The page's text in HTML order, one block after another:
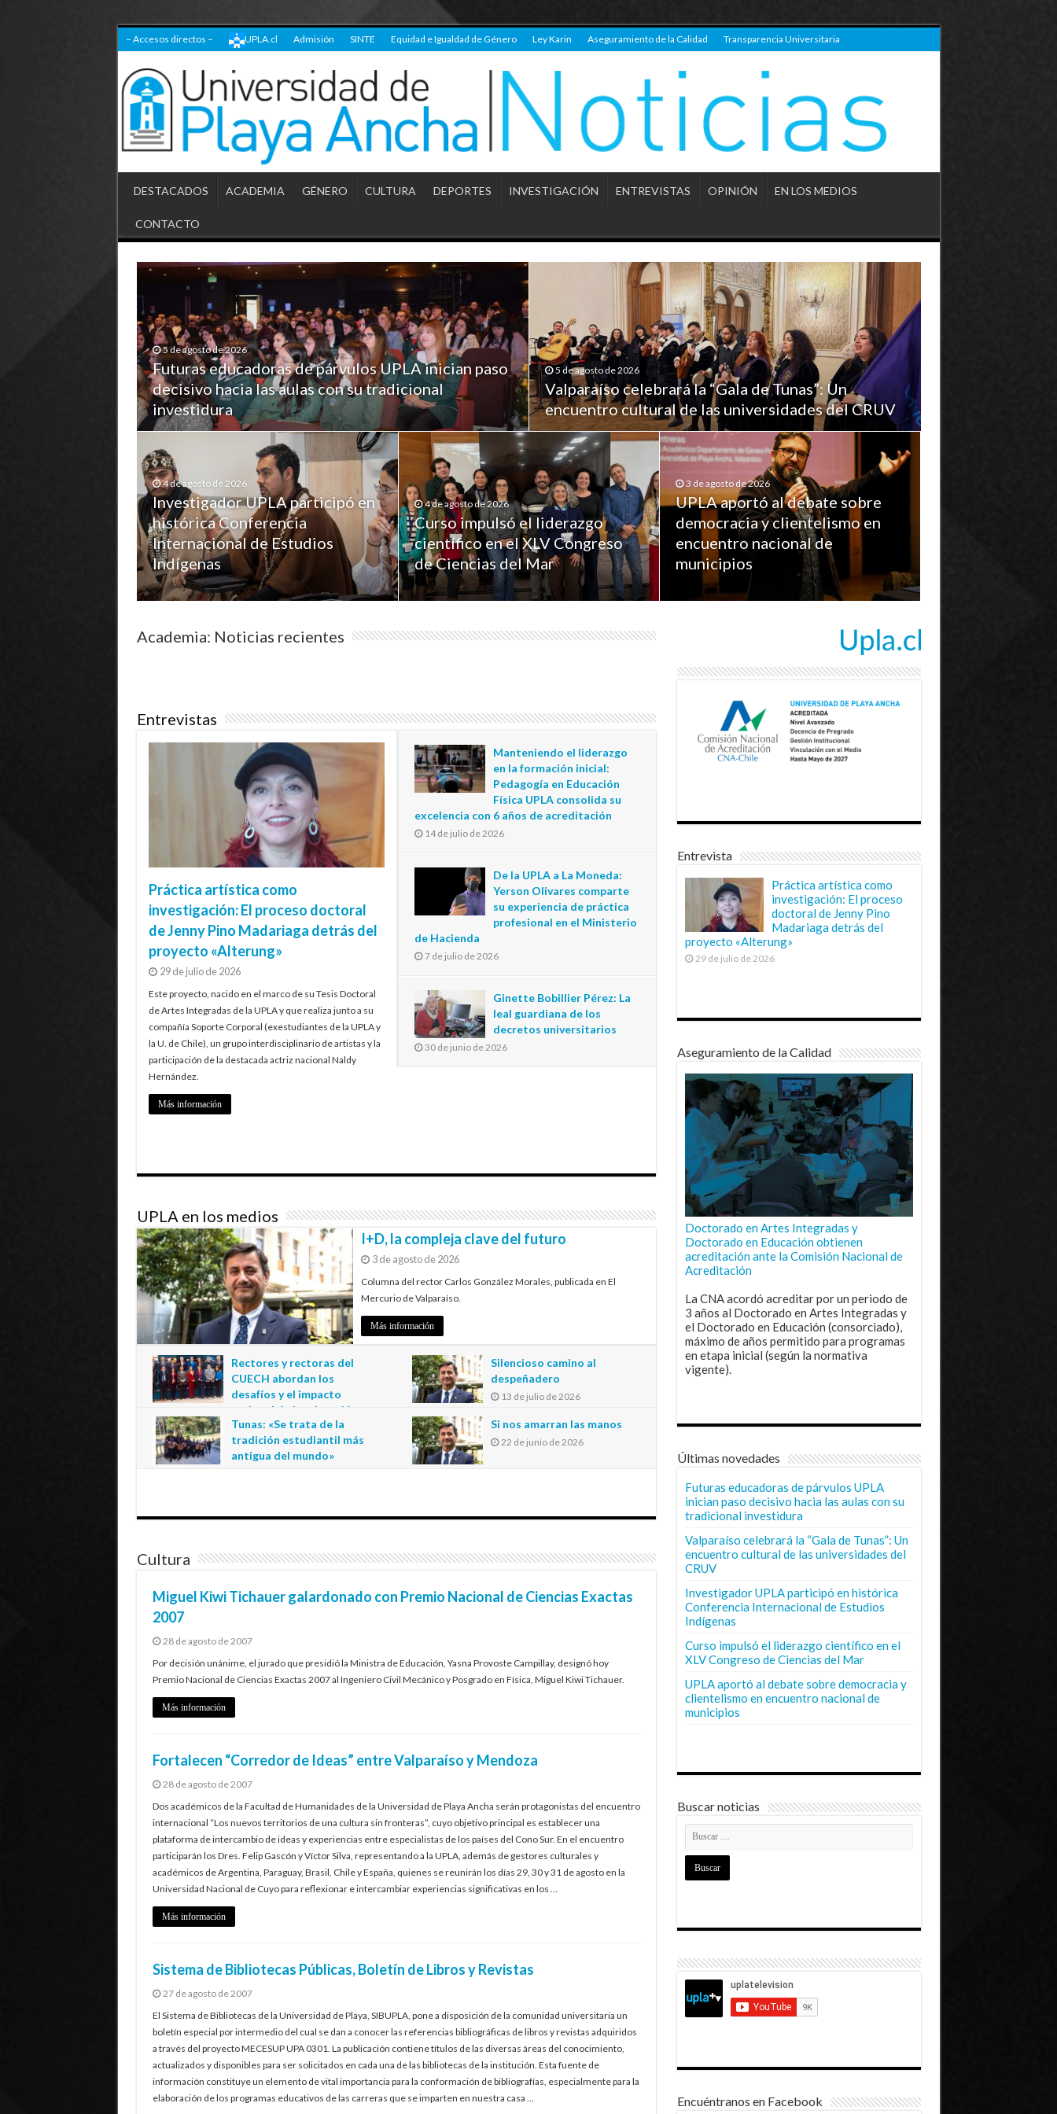
– Accesos directos – UPLA.cl Admisión SINTE Equidad e Igualdad de Género Ley Karin Aseguramiento de la Calidad Transparencia Universitaria
DESTACADOS ACADEMIA GÉNERO CULTURA DEPORTES INVESTIGACIÓN ENTREVISTAS OPINIÓN EN LOS MEDIOS
CONTACTO
5 de agosto de 2026
Futuras educadoras de párvulos UPLA inician paso
decisivo hacia las aulas con su tradicional
investidura
5 de agosto de 2026
Valparaíso celebrará la “Gala de Tunas”: Un
encuentro cultural de las universidades del CRUV
4 de agosto de 2026
Investigador UPLA participó en
histórica Conferencia
Internacional de Estudios
Indígenas
4 de agosto de 2026
Curso impulsó el liderazgo
científico en el XLV Congreso
de Ciencias del Mar
3 de agosto de 2026
UPLA aportó al debate sobre
democracia y clientelismo en
encuentro nacional de
municipios
Academia: Noticias recientes
Entrevistas
Práctica artística como
investigación: El proceso doctoral
de Jenny Pino Madariaga detrás del
proyecto «Alterung»
29 de julio de 2026
Este proyecto, nacido en el marco de su Tesis Doctoral
de Artes Integradas de la UPLA y que realiza junto a su
compañía Soporte Corporal (exestudiantes de la UPLA y
la U. de Chile), un grupo interdisciplinario de artistas y la
participación de la destacada actriz nacional Naldy
Hernández.
Más información
Manteniendo el liderazgo
en la formación inicial:
Pedagogía en Educación
Física UPLA consolida su
excelencia con 6 años de acreditación
14 de julio de 2026
De la UPLA a La Moneda:
Yerson Olivares comparte
su experiencia de práctica
profesional en el Ministerio
de Hacienda
7 de julio de 2026
Ginette Bobillier Pérez: La
leal guardiana de los
decretos universitarios
30 de junio de 2026
UPLA en los medios
I+D, la compleja clave del futuro
3 de agosto de 2026
Columna del rector Carlos González Morales, publicada en El
Mercurio de Valparaíso.
Más información
Rectores y rectoras del
CUECH abordan los
desafíos y el impacto
regional de la educación
estatal en Tarapacá
20 de julio de 2026
Silencioso camino al
despeñadero
13 de julio de 2026
Tunas: «Se trata de la
tradición estudiantil más
antigua del mundo»
Si nos amarran las manos
22 de junio de 2026
Cultura
Miguel Kiwi Tichauer galardonado con Premio Nacional de Ciencias Exactas
2007
28 de agosto de 2007
Por decisión unánime, el jurado que presidió la Ministra de Educación, Yasna Provoste Campillay, designó hoy
Premio Nacional de Ciencias Exactas 2007 al Ingeniero Civil Mecánico y Posgrado en Física, Miguel Kiwi Tichauer.
Más información
Fortalecen “Corredor de Ideas” entre Valparaíso y Mendoza
28 de agosto de 2007
Dos académicos de la Facultad de Humanidades de la Universidad de Playa Ancha serán protagonistas del encuentro
internacional “Los nuevos territorios de una cultura sin fronteras”, cuyo objetivo principal es establecer una
plataforma de intercambio de ideas y experiencias entre especialistas de los países del Cono Sur. En el encuentro
participarán los Dres. Felip Gascón y Víctor Silva, representando a la UPLA, además de gestores culturales y
académicos de Argentina, Paraguay, Brasil, Chile y España, quienes se reunirán los días 29, 30 y 31 de agosto en la
Universidad Nacional de Cuyo para reflexionar e intercambiar experiencias significativas en los …
Más información
Sistema de Bibliotecas Públicas, Boletín de Libros y Revistas
27 de agosto de 2007
El Sistema de Bibliotecas de la Universidad de Playa, SIBUPLA, pone a disposición de la comunidad universitaria un
boletín especial por intermedio del cual se dan a conocer las referencias bibliográficas de libros y revistas adquiridos
a través del proyecto MECESUP UPA 0301. La publicación contiene títulos de las diversas áreas del conocimiento,
actualizados y disponibles para ser solicitados en cada una de las bibliotecas de la institución. Esta fuente de
información constituye un elemento de vital importancia para la conformación de bibliografías, especialmente para la
elaboración de los programas educativos de las carreras que se imparten en nuestra casa …
Entrevista
Práctica artística como
investigación: El proceso
doctoral de Jenny Pino
Madariaga detrás del
proyecto «Alterung»
29 de julio de 2026
Aseguramiento de la Calidad
Doctorado en Artes Integradas y
Doctorado en Educación obtienen
acreditación ante la Comisión Nacional de
Acreditación
La CNA acordó acreditar por un periodo de
3 años al Doctorado en Artes Integradas y
el Doctorado en Educación (consorciado),
máximo de años permitido para programas
en etapa inicial (según la normativa
vigente).
Últimas novedades
Futuras educadoras de párvulos UPLA
inician paso decisivo hacia las aulas con su
tradicional investidura
Valparaíso celebrará la “Gala de Tunas”: Un
encuentro cultural de las universidades del
CRUV
Investigador UPLA participó en histórica
Conferencia Internacional de Estudios
Indígenas
Curso impulsó el liderazgo científico en el
XLV Congreso de Ciencias del Mar
UPLA aportó al debate sobre democracia y
clientelismo en encuentro nacional de
municipios
Buscar noticias
Encuéntranos en Facebook